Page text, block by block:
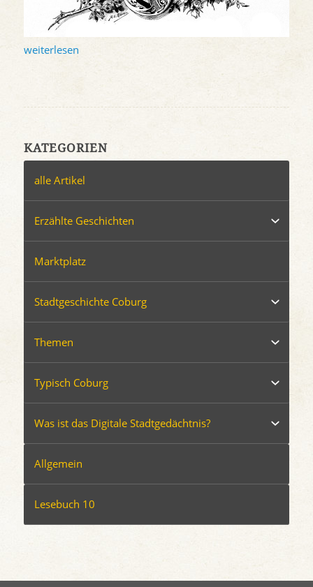
weiterlesen
KATEGORIEN
alle Artikel
Erzählte Geschichten
Marktplatz
Stadtgeschichte Coburg
Themen
Typisch Coburg
Was ist das Digitale Stadtgedächtnis?
Allgemein
Lesebuch 10